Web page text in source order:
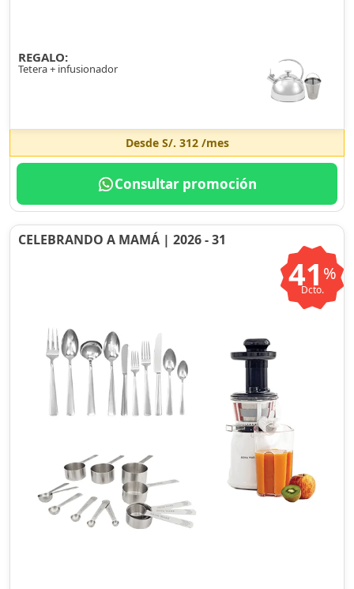
REGALO:
Tetera + infusionador
Desde S/. 312/mes
Consultar promoción
CELEBRANDO A MAMÁ | 2026 - 31
41 %
Dcto.